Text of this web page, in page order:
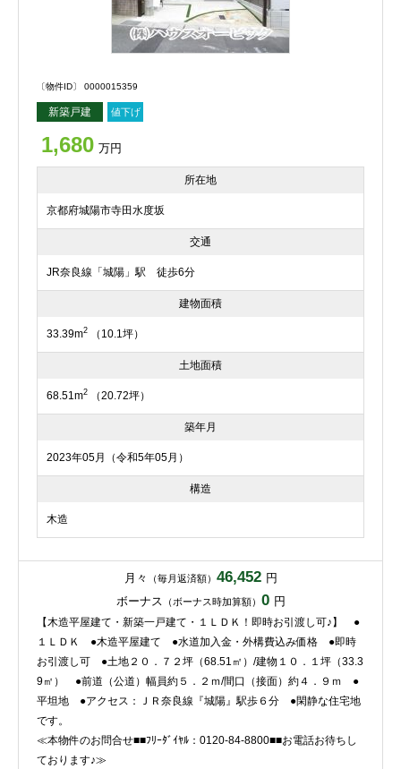
〔物件ID〕 0000015359
新築戸建 値下げ
1,680 万円
所在地
京都府城陽市寺田水度坂
交通
JR奈良線「城陽」駅 徒歩6分
建物面積
33.39m2 （10.1坪）
土地面積
68.51m2 （20.72坪）
築年月
2023年05月（令和5年05月）
構造
木造
月々 （毎月返済額） 46,452 円
ボーナス （ボーナス時加算額） 0 円
【木造平屋建て・新築一戸建て・１ＬＤＫ！即時お引渡し可♪】 ●
１ＬＤＫ ●木造平屋建て ●水道加入金・外構費込み価格 ●即時
お引渡し可 ●土地２０．７２坪（68.51㎡）/建物１０．１坪（33.3
9㎡） ●前道（公道）幅員約５．２ｍ/間口（接面）約４．９ｍ ●
平坦地 ●アクセス：ＪＲ奈良線『城陽』駅歩６分 ●閑静な住宅地
です。
≪本物件のお問合せ■■ﾌﾘｰﾀﾞｲﾔﾙ：0120-84-8800■■お電話お待ちし
ております♪≫